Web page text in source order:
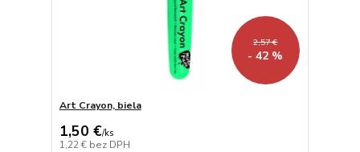
2,57 €
- 42 %
Art Crayon, biela
1,50 €/ks
1,22 € bez DPH